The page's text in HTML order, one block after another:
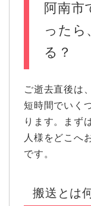
阿南市
ったら
る？
ご逝去直後は
短時間でいく
ります。まず
人様をどこへ
です。
搬送とは